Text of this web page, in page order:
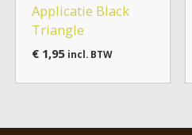
Applicatie Black
Triangle
€1,95 incl. BTW